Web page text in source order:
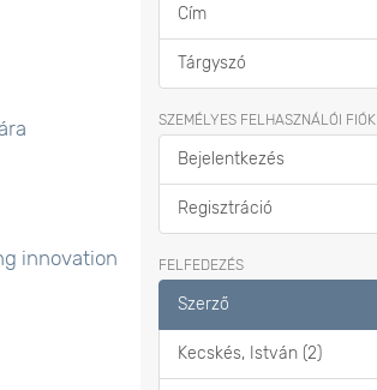
innovation
Cím
Tárgyszó
SZEMÉLYES FELHASZNÁLÓI FIÓK
Bejelentkezés
Regisztráció
FELFEDEZÉS
Szerző
Kecskés, István (2)